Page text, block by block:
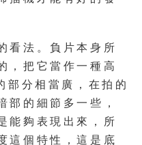
看法。負片本身所
，把它當作一種高
部分相當廣，在拍的
部的細節多一些，
能夠表現出來，所
這個特性，這是底